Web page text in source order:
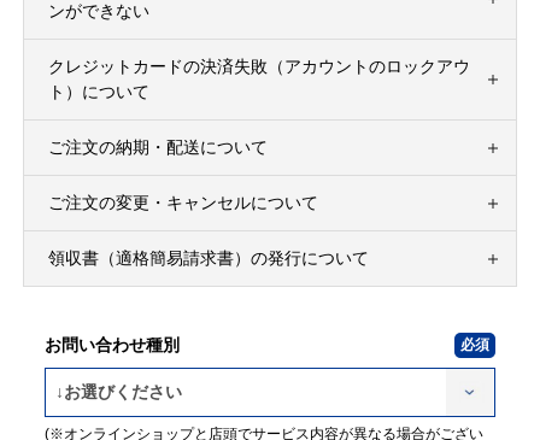
ンができない
クレジットカードの決済失敗（アカウントのロックアウ
ト）について
ご注文の納期・配送について
ご注文の変更・キャンセルについて
領収書（適格簡易請求書）の発行について
お問い合わせ種別
(※オンラインショップと店頭でサービス内容が異なる場合がござい